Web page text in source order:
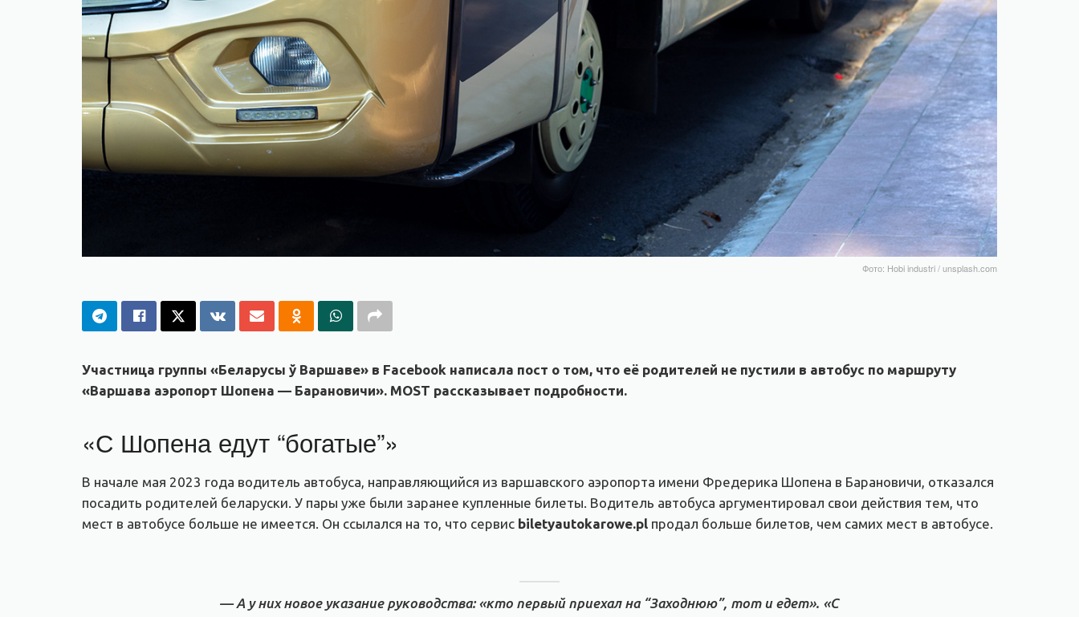
Фото: Hobi industri / unsplash.com
Участница группы «Беларусы ў Варшаве» в Facebook написала пост о том, что её родителей не пустили в автобус по маршруту
«Варшава аэропорт Шопена — Барановичи». MOST рассказывает подробности.
«С Шопена едут “богатые”»
В начале мая 2023 года водитель автобуса, направляющийся из варшавского аэропорта имени Фредерика Шопена в Барановичи, отказался
посадить родителей беларуски. У пары уже были заранее купленные билеты. Водитель автобуса аргументировал свои действия тем, что
мест в автобусе больше не имеется. Он ссылался на то, что сервис biletyautokarowe.pl продал больше билетов, чем самих мест в автобусе.
— А у них новое указание руководства: «кто первый приехал на “Заходнюю”, тот и едет». «С